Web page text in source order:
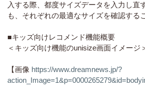
入する際、都度サイズデータを入力し直
も、それぞれの最適なサイズを確認する
■キッズ向けレコメンド機能概要
＜キッズ向け機能のunisize画面イメージ
【画像 https://www.dreamnews.jp/?